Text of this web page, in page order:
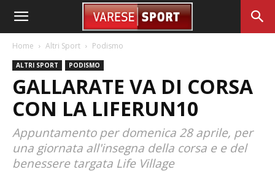
Home Altri Sport Podismo
ALTRI SPORT PODISMO
GALLARATE VA DI CORSA
CON LA LIFERUN10
Appuntamento per domenica 28 aprile, per
una giornata all'insegna della corsa e e del
benessere targata Life Village